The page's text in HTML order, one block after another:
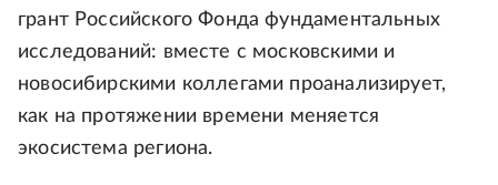
грант Российского Фонда фундаментальных
исследований: вместе с московскими и
новосибирскими коллегами проанализирует,
как на протяжении времени меняется
экосистема региона.